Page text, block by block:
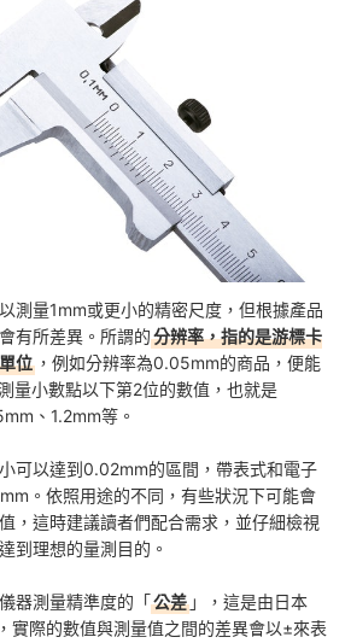
測量1mm或更小的精密尺度，但根據產品
有所差異。所謂的分辨率，指的是游標卡
位 ，例如分辨率為0.05mm的商品，便能
量小數點以下第2位的數值，也就是
、1.2mm等。
可以達到0.02mm的區間，帶表式和電子
。依照用途的不同，有些狀況下可能會
，這時建議讀者們配合需求，並仔細檢視
到理想的量測目的。
器測量精準度的「 公差 」，這是由日本
實際的數值與測量值之間的差異會以±來表